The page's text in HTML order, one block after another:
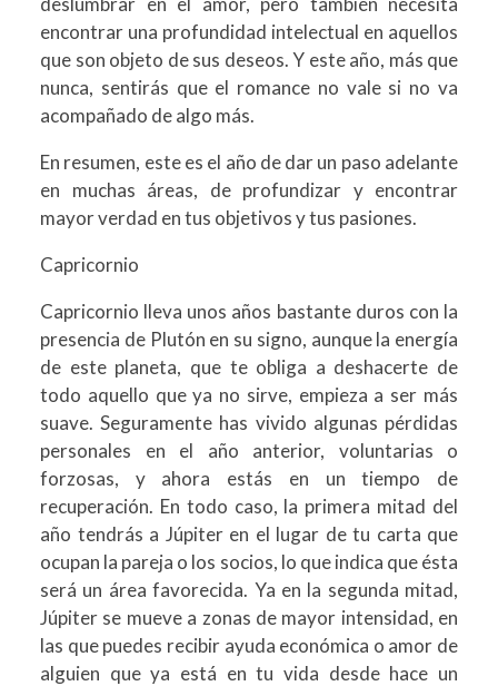
encontrar una profundidad intelectual en aquellos
que son objeto de sus deseos. Y este año, más que
nunca, sentirás que el romance no vale si no va
acompañado de algo más.
En resumen, este es el año de dar un paso adelante
en muchas áreas, de profundizar y encontrar
mayor verdad en tus objetivos y tus pasiones.
Capricornio
Capricornio lleva unos años bastante duros con la
presencia de Plutón en su signo, aunque la energía
de este planeta, que te obliga a deshacerte de
todo aquello que ya no sirve, empieza a ser más
suave. Seguramente has vivido algunas pérdidas
personales en el año anterior, voluntarias o
forzosas, y ahora estás en un tiempo de
recuperación. En todo caso, la primera mitad del
año tendrás a Júpiter en el lugar de tu carta que
ocupan la pareja o los socios, lo que indica que ésta
será un área favorecida. Ya en la segunda mitad,
Júpiter se mueve a zonas de mayor intensidad, en
las que puedes recibir ayuda económica o amor de
alguien que ya está en tu vida desde hace un